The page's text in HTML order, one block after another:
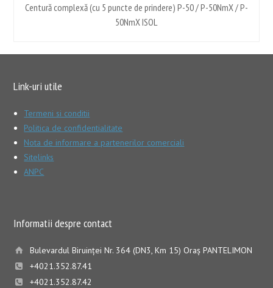
Centură complexă (cu 5 puncte de prindere) P-50 / P-50NmX / P-
50NmX ISOL
Link-uri utile
Termeni si conditii
Politica de confidentialitate
Nota de informare a partenerilor comerciali
Sitelinks
ANPC
Informatii despre contact
Bulevardul Biruinţei Nr. 364 (DN3, Km 15) Oraş PANTELIMON
+4021.352.87.41
+4021.352.87.42